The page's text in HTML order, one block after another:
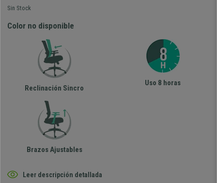
Sin Stock
Color no disponible
Reclinación Sincro
Uso 8 horas
Brazos Ajustables
Leer descripción detallada